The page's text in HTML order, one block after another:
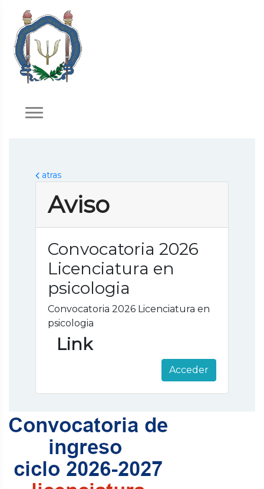
atras
Aviso
Convocatoria 2026
Licenciatura en
psicologia
Convocatoria 2026 Licenciatura en
psicologia
Link
Acceder